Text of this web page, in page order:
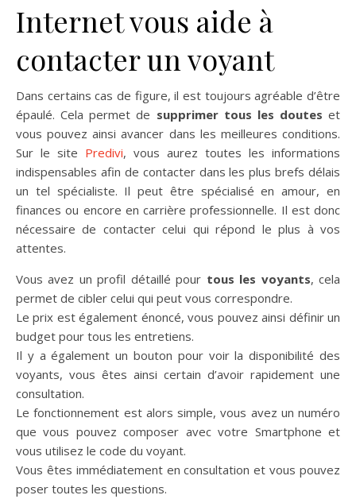
Internet vous aide à
contacter un voyant
Dans certains cas de figure, il est toujours agréable d’être
épaulé. Cela permet de supprimer tous les doutes et
vous pouvez ainsi avancer dans les meilleures conditions.
Sur le site Predivi, vous aurez toutes les informations
indispensables afin de contacter dans les plus brefs délais
un tel spécialiste. Il peut être spécialisé en amour, en
finances ou encore en carrière professionnelle. Il est donc
nécessaire de contacter celui qui répond le plus à vos
attentes.
Vous avez un profil détaillé pour tous les voyants, cela
permet de cibler celui qui peut vous correspondre.
Le prix est également énoncé, vous pouvez ainsi définir un
budget pour tous les entretiens.
Il y a également un bouton pour voir la disponibilité des
voyants, vous êtes ainsi certain d’avoir rapidement une
consultation.
Le fonctionnement est alors simple, vous avez un numéro
que vous pouvez composer avec votre Smartphone et
vous utilisez le code du voyant.
Vous êtes immédiatement en consultation et vous pouvez
poser toutes les questions.